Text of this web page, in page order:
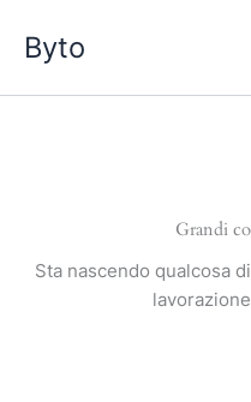
contenuto
Byto
Grandi
Sta nascendo qualcosa